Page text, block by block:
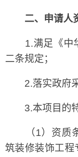
二、申请人
1.满足《中华
二条规定；
2.落实政府采
3.本项目的特
（1）资质条
筑装修装饰工程